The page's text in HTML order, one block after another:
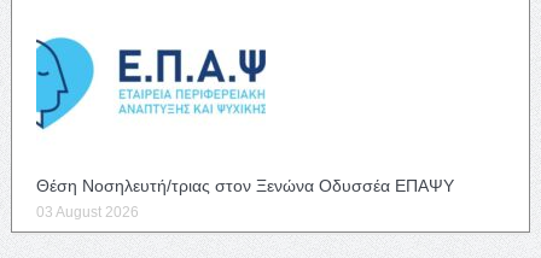
Θέση Νοσηλευτή/τριας στον Ξενώνα Οδυσσέα ΕΠΑΨΥ
03 August 2026